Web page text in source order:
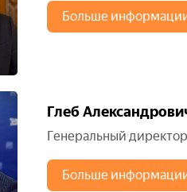
Больше
Глеб
Генеральный директор
Больше